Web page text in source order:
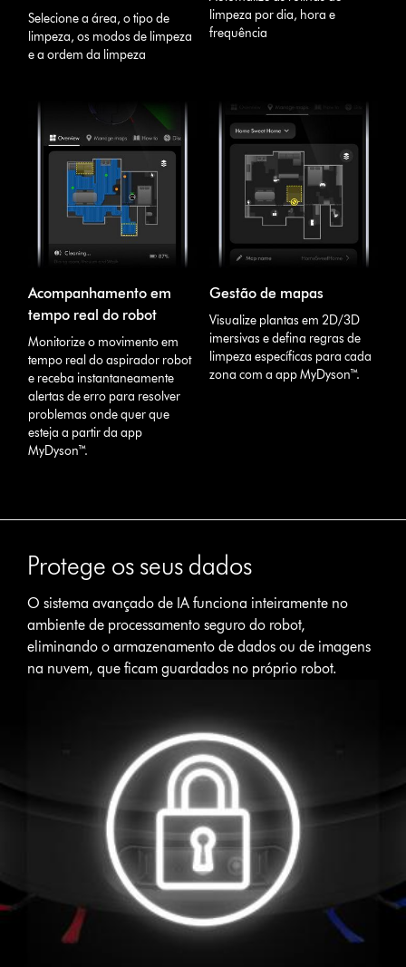
Selecione a área, o tipo de
limpeza, os modos de limpeza
e a ordem da limpeza
limpeza por dia, hora e
frequência
Acompanhamento em
tempo real do robot
Monitorize o movimento em
tempo real do aspirador robot
e receba instantaneamente
alertas de erro para resolver
problemas onde quer que
esteja a partir da app
MyDyson™.
Gestão de mapas
Visualize plantas em 2D/3D
imersivas e defina regras de
limpeza específicas para cada
zona com a app MyDyson™.
Protege os seus dados
O sistema avançado de IA funciona inteiramente no
ambiente de processamento seguro do robot,
eliminando o armazenamento de dados ou de imagens
na nuvem, que ficam guardados no próprio robot.